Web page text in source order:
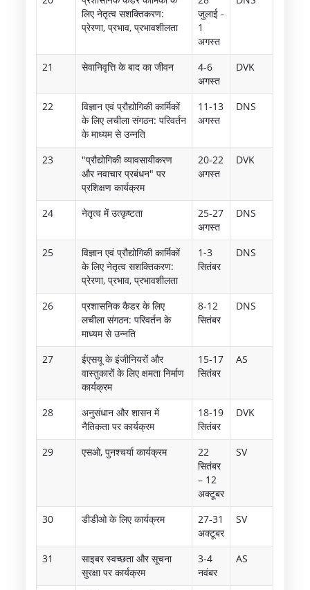
लिए नेतृत्व सशक्तिकरण:
प्रेरणा, प्रभाव, प्रभावशीलता
जुलाई -
1
अगस्त
21 सेवानिवृत्ति के बाद का जीवन
4-6
अगस्त
DVK
22
विज्ञान एवं प्रौद्योगिकी कार्मिकों
के लिए लचीला संगठन: परिवर्तन
के माध्यम से उन्नति
11-13
अगस्त
DNS
23
"प्रौद्योगिकी व्यावसायीकरण
और नवाचार प्रबंधन" पर
प्रशिक्षण कार्यक्रम
20-22
अगस्त
DVK
24 नेतृत्व में उत्कृष्टता
25-27
अगस्त
DNS
25
विज्ञान एवं प्रौद्योगिकी कार्मिकों
के लिए नेतृत्व सशक्तिकरण:
प्रेरणा, प्रभाव, प्रभावशीलता
1-3
सितंबर
DNS
26
प्रशासनिक कैडर के लिए
लचीला संगठन: परिवर्तन के
माध्यम से उन्नति
8-12
सितंबर
DNS
27
ईएसयू के इंजीनियरों और
वास्तुकारों के लिए क्षमता निर्माण
कार्यक्रम
15-17
सितंबर
AS
28
अनुसंधान और शासन में
नैतिकता पर कार्यक्रम
18-19
सितंबर
DVK
29 एसओ, पुनश्चर्या कार्यक्रम
22
सितंबर
– 12
अक्टूबर
SV
30 डीडीओ के लिए कार्यक्रम
27-31
अक्टूबर
SV
31
साइबर स्वच्छता और सूचना
सुरक्षा पर कार्यक्रम
3-4
नवंबर
AS